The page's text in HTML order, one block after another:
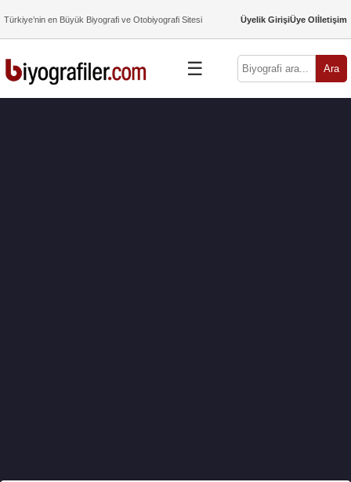
Türkiye’nin en Büyük Biyografi ve Otobiyografi Sitesi Üyelik GirişiÜye Olİletişim
☰ Ara